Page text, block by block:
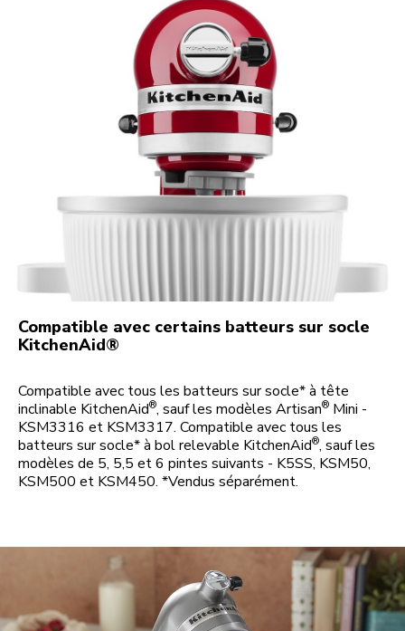
Compatible avec certains batteurs sur socle
KitchenAid®
Compatible avec tous les batteurs sur socle* à tête
inclinable KitchenAid®, sauf les modèles Artisan® Mini -
KSM3316 et KSM3317. Compatible avec tous les
batteurs sur socle* à bol relevable KitchenAid®, sauf les
modèles de 5, 5,5 et 6 pintes suivants - K5SS, KSM50,
KSM500 et KSM450. *Vendus séparément.